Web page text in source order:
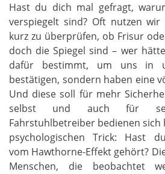
Hast du dich mal gefragt,
verspiegelt sind? Oft nutzen wir
kurz zu überprüfen, ob Frisur
doch die Spiegel sind – wer
dafür bestimmt, um uns in
bestätigen, sondern haben eine
Und diese soll für mehr
selbst und auch für
Fahrstuhlbetreiber bedienen sich
psychologischen Trick: Hast
vom Hawthorne-Effekt gehört?
Menschen, die beobachtet